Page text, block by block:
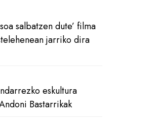
salbatzen dute’ filma
jarriko dira
eskultura
Bastarrikak